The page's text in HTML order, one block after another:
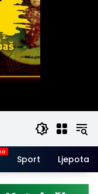
Sport Ljepota i